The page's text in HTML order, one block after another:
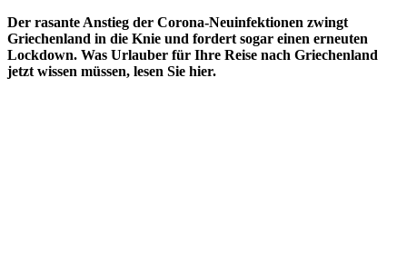
Der rasante Anstieg der Corona-Neuinfektionen zwingt
Griechenland in die Knie und fordert sogar einen erneuten
Lockdown. Was Urlauber für Ihre Reise nach Griechenland
jetzt wissen müssen, lesen Sie hier.